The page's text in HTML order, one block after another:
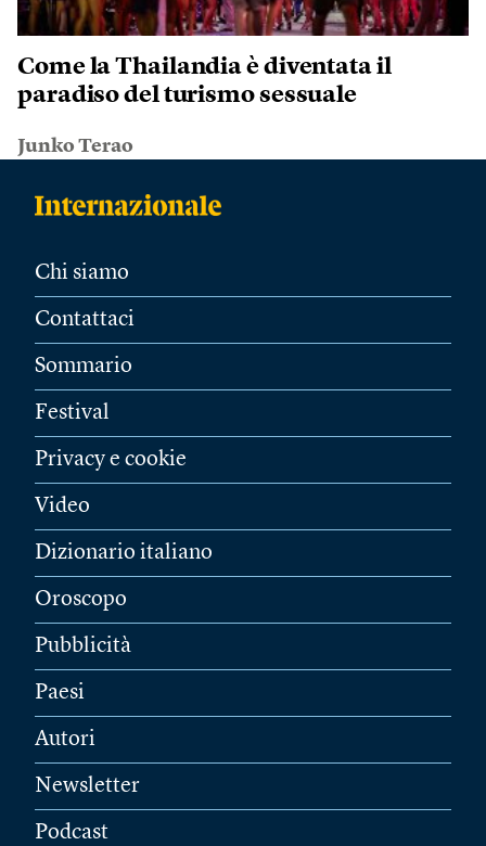
Come la Thailandia è diventata il
paradiso del turismo sessuale
Junko Terao
Chi siamo
Contattaci
Sommario
Festival
Privacy e cookie
Video
Dizionario italiano
Oroscopo
Pubblicità
Paesi
Autori
Newsletter
Podcast